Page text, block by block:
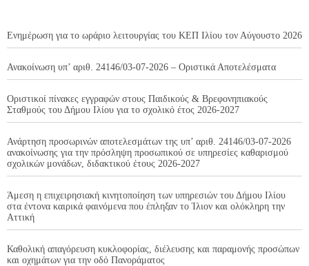
Ενημέρωση για το ωράριο λειτουργίας του ΚΕΠ Ιλίου τον Αύγουστο 2026
Ανακοίνωση υπ’ αριθ. 24146/03-07-2026 – Οριστικά Αποτελέσματα
Οριστικοί πίνακες εγγραφών στους Παιδικούς & Βρεφονηπιακούς
Σταθμούς του Δήμου Ιλίου για το σχολικό έτος 2026-2027
Ανάρτηση προσωρινών αποτελεσμάτων της υπ’ αριθ. 24146/03-07-2026
ανακοίνωσης για την πρόσληψη προσωπικού σε υπηρεσίες καθαρισμού
σχολικών μονάδων, διδακτικού έτους 2026-2027
Άμεση η επιχειρησιακή κινητοποίηση των υπηρεσιών του Δήμου Ιλίου
στα έντονα καιρικά φαινόμενα που έπληξαν το Ίλιον και ολόκληρη την
Αττική
Καθολική απαγόρευση κυκλοφορίας, διέλευσης και παραμονής προσώπων
και οχημάτων για την οδό Πανοράματος